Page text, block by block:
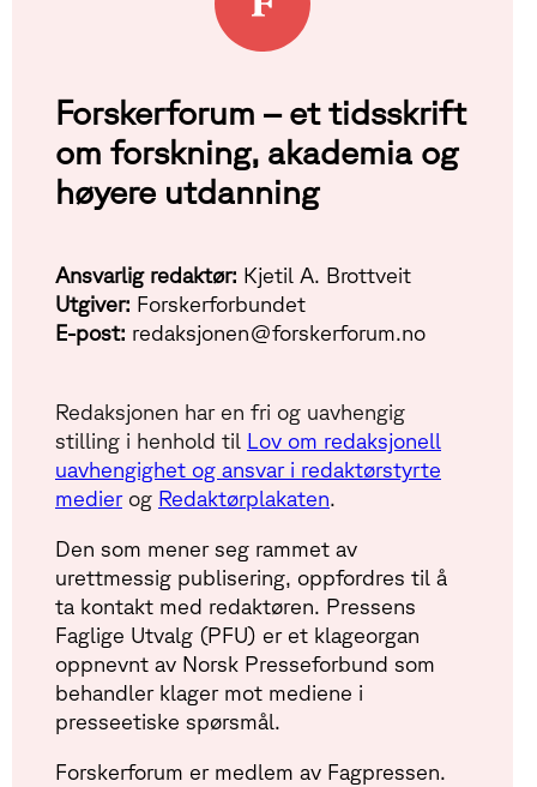
Forskerforum – et tidsskrift
om forskning, akademia og
høyere utdanning
Ansvarlig redaktør: Kjetil A. Brottveit
Utgiver: Forskerforbundet
E-post: redaksjonen@forskerforum.no
Redaksjonen har en fri og uavhengig
stilling i henhold til Lov om redaksjonell
uavhengighet og ansvar i redaktørstyrte
medierog Redaktørplakaten.
Den som mener seg rammet av
urettmessig publisering, oppfordres til å
ta kontakt med redaktøren. Pressens
Faglige Utvalg (PFU) er et klageorgan
oppnevnt av Norsk Presseforbund som
behandler klager mot mediene i
presseetiske spørsmål.
Forskerforum er medlem av Fagpressen.